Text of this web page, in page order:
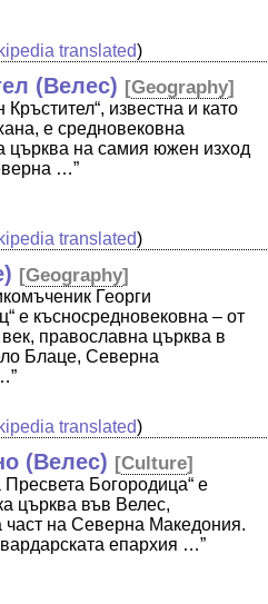
translated)
(Велес) [Geography]
Кръстител“, известна и като
е средновековна
църква на самия южен изход
…”
translated)
[Geography]
Георги
е късносредновековна – от
православна църква в
Блаце, Северна
translated)
(Велес) [Culture]
Пресвета Богородица“ е
църква във Велес,
част на Северна Македония.
епархия …”